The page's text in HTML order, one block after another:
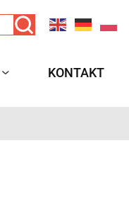
KONTAKT